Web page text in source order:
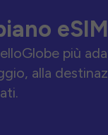
eSIM
più
alla